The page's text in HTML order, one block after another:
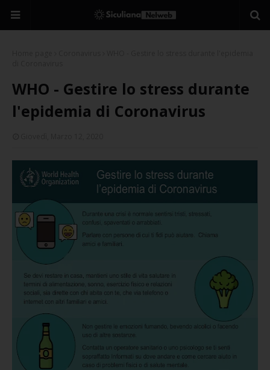
WHO - Gestire lo stress durante
l'epidemia di Coronavirus